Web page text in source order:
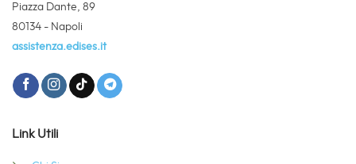
Piazza Dante, 89
80134 - Napoli
assistenza.edises.it
Link Utili